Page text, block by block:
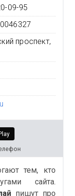
09-95
проспект,
тем, кто
сайта.
пишут про